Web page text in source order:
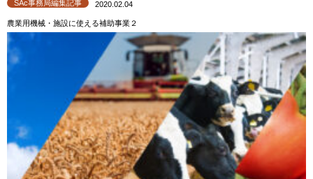
SAc事務局編集記事 2020.02.04
農業用機械・施設に使える補助事業２